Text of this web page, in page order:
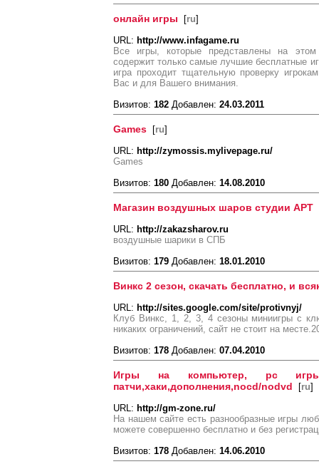
онлайн игры [ru]
URL: http://www.infagame.ru
Все игры, которые представлены на
содержит только самые лучшие бесплатные
игра проходит тщательную проверку
Вас и для Вашего внимания.
Визитов: 182 Добавлен: 24.03.2011
Games [ru]
URL: http://zymossis.mylivepage.ru/
Games
Визитов: 180 Добавлен: 14.08.2010
Магазин воздушных шаров студии АРТ
URL: http://zakazsharov.ru
воздушные шарики в СПБ
Визитов: 179 Добавлен: 18.01.2010
Винкс 2 сезон, скачать бесплатно, и
URL: http://sites.google.com/site/protivnyj/
Клуб Винкс, 1, 2, 3, 4 сезоны миниигры с
никаких ограничений, сайт не стоит на
Визитов: 178 Добавлен: 07.04.2010
Игры на компьютер, pc
патчи,хаки,дополнения,nocd/nodvd [ru]
URL: http://gm-zone.ru/
На нашем сайте есть разнообразные игры
можете совершенно бесплатно и без
Визитов: 178 Добавлен: 14.06.2010